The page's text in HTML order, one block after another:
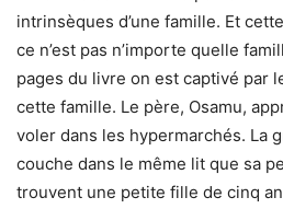
intrinsèques d’une famille. Et
ce n’est pas n’importe quelle
pages du livre on est captivé par
cette famille. Le père, Osamu,
voler dans les hypermarchés. La
couche dans le même lit que sa
trouvent une petite fille de cinq